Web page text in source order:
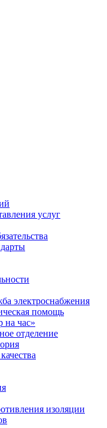
услуг
электроснабжения
помощь
на час»
отделение
изоляции